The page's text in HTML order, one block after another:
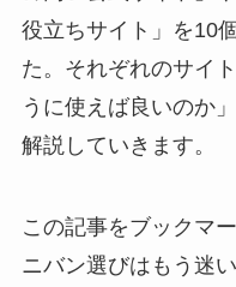
役立ちサイト」を10
た。それぞれのサイ
うに使えば良いのか
解説していきます。
この記事をブックマ
ニバン選びはもう迷